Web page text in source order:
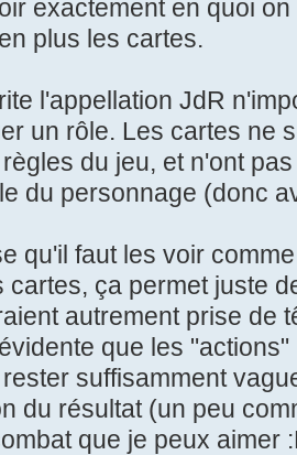
exactement en quoi
plus les cartes.
l'appellation JdR
un rôle. Les cartes ne
du jeu, et n'ont
du personnage (donc
qu'il faut les voir
cartes, ça permet juste
autrement prise de
que les
suffisamment
du résultat (un peu
que je peux aimer